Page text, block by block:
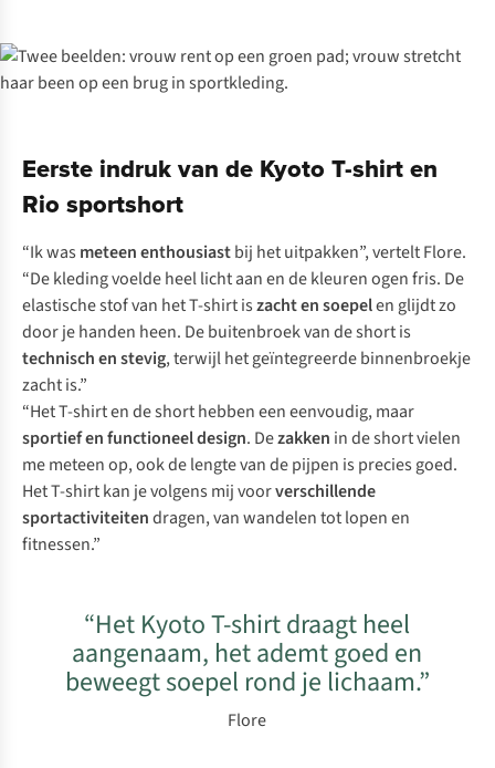
Eerste indruk van de Kyoto T-shirt en
Rio sportshort
“Ik was meteen enthousiastbij het uitpakken”, vertelt Flore.
“De kleding voelde heel licht aan en de kleuren ogen fris. De
elastische stof van het T-shirt iszacht en soepelen glijdt zo
door je handen heen. De buitenbroek van de short is
technisch en stevig, terwijl het geïntegreerde binnenbroekje
zacht is.”
“Het T-shirt en de short hebben een eenvoudig, maar
sportief en functioneel design. Dezakken in de short vielen
me meteen op, ook de lengte van de pijpen is precies goed.
Het T-shirt kan je volgens mij voorverschillende
sportactiviteitendragen, van wandelen tot lopen en
fitnessen.”
“Het Kyoto T-shirt draagt heel
aangenaam, het ademt goed en
beweegt soepel rond je lichaam.”
Flore